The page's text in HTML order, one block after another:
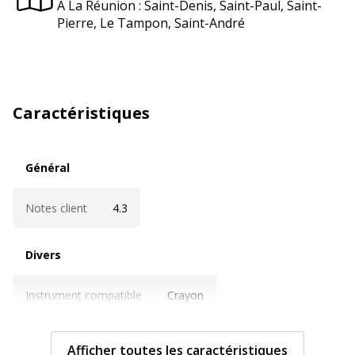
À La Réunion : Saint-Denis, Saint-Paul, Saint-
Pierre, Le Tampon, Saint-André
Caractéristiques
Général
Notes client 4.3
Divers
Instrument compatible Crayon
Informations sur les services
Informations sur les services
Afficher toutes les caractéristiques